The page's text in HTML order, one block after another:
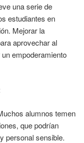
una serie de
estudiantes en
Mejorar la
aprovechar al
empoderamiento
alumnos temen
que podrían
personal sensible.